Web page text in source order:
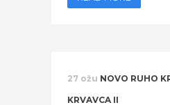
27 ožu NOVO RUHO
KRVAVCA II